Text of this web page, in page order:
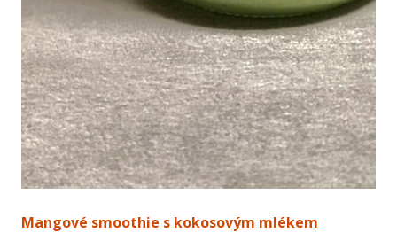
Mangové smoothie s kokosovým mlékem